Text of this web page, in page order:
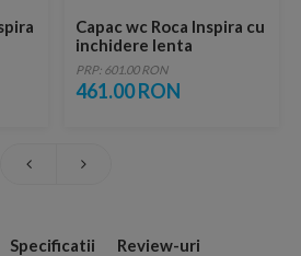
Capac wc Roca Inspira cu
inchidere lenta
PRP: 601.00 RON
461.00 RON
Specificatii Review-uri